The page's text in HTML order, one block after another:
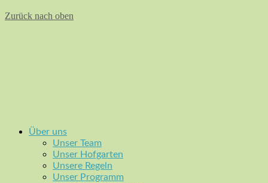
Zurück nach oben
Über uns
Unser Team
Unser Hofgarten
Unsere Regeln
Unser Programm